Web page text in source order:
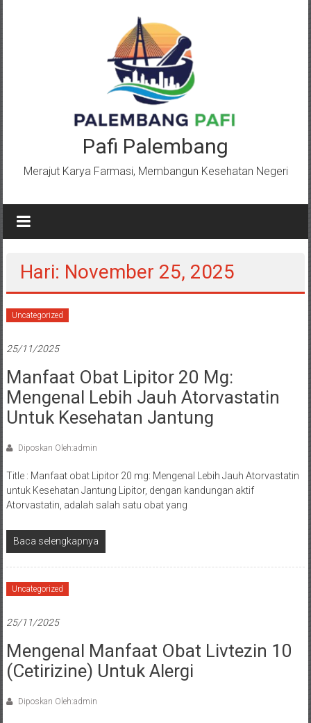
Pafi Palembang
Merajut Karya Farmasi, Membangun Kesehatan Negeri
Hari: November 25, 2025
Uncategorized
25/11/2025
Manfaat Obat Lipitor 20 Mg:
Mengenal Lebih Jauh Atorvastatin
Untuk Kesehatan Jantung
Diposkan Oleh:admin
Title : Manfaat obat Lipitor 20 mg: Mengenal Lebih Jauh Atorvastatin
untuk Kesehatan Jantung Lipitor, dengan kandungan aktif
Atorvastatin, adalah salah satu obat yang
Baca selengkapnya
Uncategorized
25/11/2025
Mengenal Manfaat Obat Livtezin 10
(Cetirizine) Untuk Alergi
Diposkan Oleh:admin